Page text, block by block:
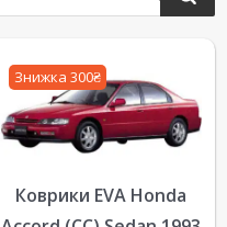
Знижка 300₴
Коврики EVA Honda